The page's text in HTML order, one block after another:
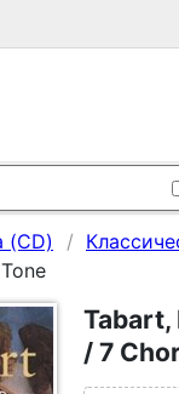
(CD)
Tabart,
/ 7